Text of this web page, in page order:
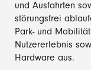
und Ausfahrten
störungsfrei
Park- und
Nutzererlebnis
Hardware aus.